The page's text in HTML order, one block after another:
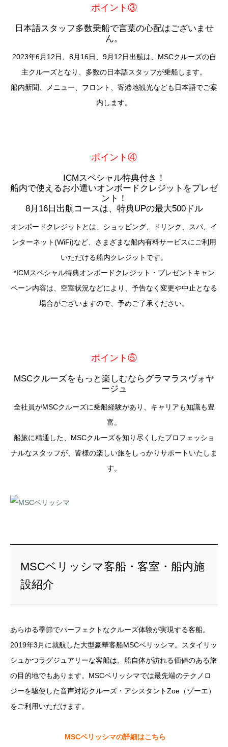
ポイント③
日本語スタッフ多数乗船で言葉の心配はございませ
ん。
2023年6月12日、8月16日、9月12日出航は、MSCクルーズの自
主クルーズとなり、多数の日本語スタッフが乗船します。
船内新聞、メニュー、フロント、寄港地観光なども日本語でご案
内します。
ポイント④
ICMスペシャル特典付き！
船内で使えるお小遣いオンボードクレジットをプレゼ
ント！
8月16日出航コースは、特典UPの最大500ドル
オンボードクレジットとは、ショッピング、ドリンク、スパ、イ
ンターネット(WiFi)など、さまざまな船内有料サービスにご利用
いただける船内クレジットです。
*ICMスペシャル特典オンボードクレジット・プレゼントキャン
ペーン内容は、空室状況などにより、予告なく変更や中止となる
場合がございますので、予めご了承ください。
ポイント⑤
MSCクルーズをもっと楽しむならグラマラスヴォヤ
ージュ
全社員がMSCクルーズに乗船経験があり、キャリアも知識も豊
富。
船旅に精通した、MSCクルーズを知り尽くしたプロフェッショ
ナルなスタッフが、皆様の楽しい旅をしっかりサポートいたしま
す。
MSCベリッシマ客船・客室・船内施
設紹介
あらゆる季節でパーフェクトなクルーズ体験が実現する客船。
2019年3月に就航した大型豪華客船MSCベリッシマ。スタイリッ
シュかつラグジュアリーな客船は、船自体が訪れる価値のある旅
の目的地でもあります。MSCベリッシマでは最先端のテクノロ
ジーを駆使した音声対応クルーズ・アシスタントZoe（ゾーエ）
をご利用いただけます。
MSCベリッシマの詳細はこちら